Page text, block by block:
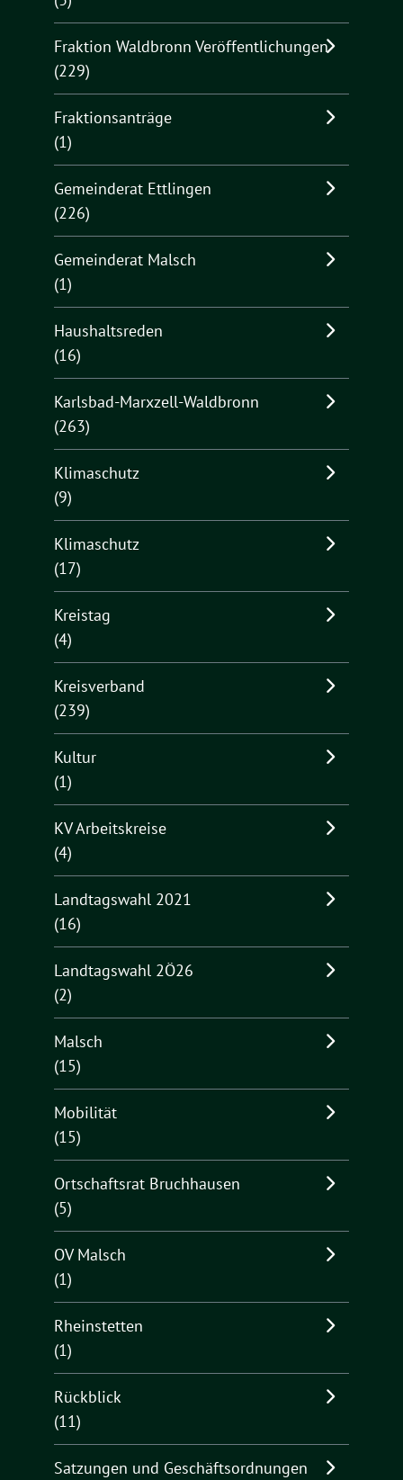
Fraktion Waldbronn Veröffentlichungen
(229)
Fraktionsanträge
(1)
Gemeinderat Ettlingen
(226)
Gemeinderat Malsch
(1)
Haushaltsreden
(16)
Karlsbad-Marxzell-Waldbronn
(263)
Klimaschutz
(9)
Klimaschutz
(17)
Kreistag
(4)
Kreisverband
(239)
Kultur
(1)
KV Arbeitskreise
(4)
Landtagswahl 2021
(16)
Landtagswahl 2Ö26
(2)
Malsch
(15)
Mobilität
(15)
Ortschaftsrat Bruchhausen
(5)
OV Malsch
(1)
Rheinstetten
(1)
Rückblick
(11)
Satzungen und Geschäftsordnungen